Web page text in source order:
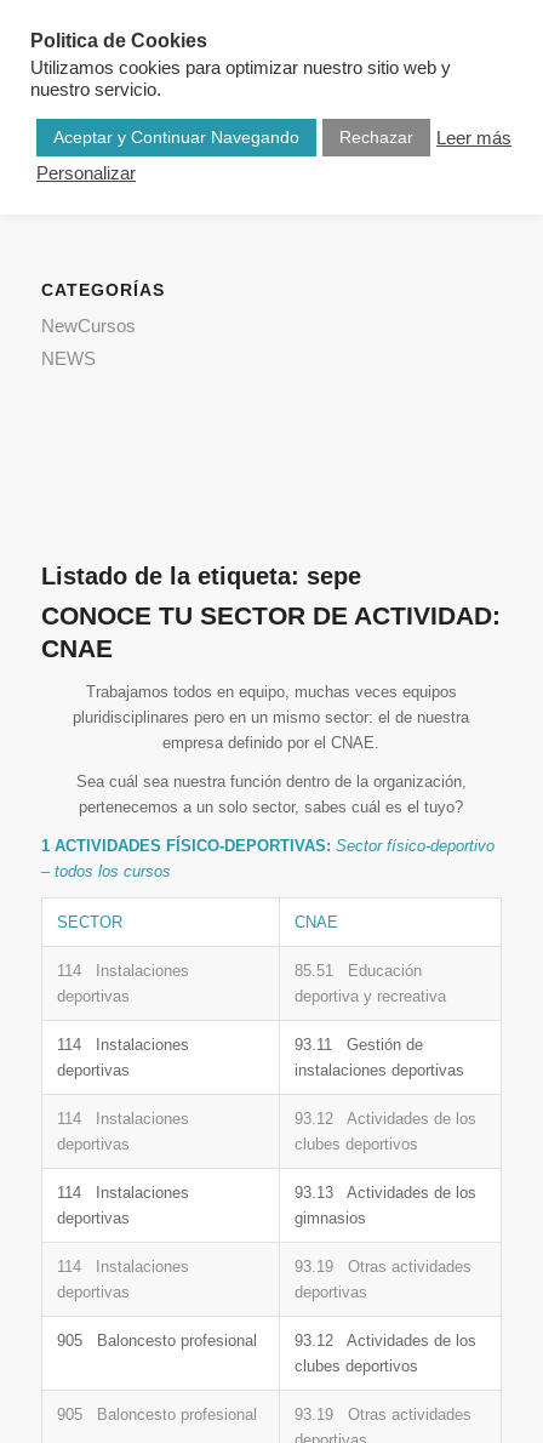
CATEGORÍAS
NewCursos
NEWS
Listado de la etiqueta: sepe
CONOCE TU SECTOR DE ACTIVIDAD:
CNAE
Trabajamos todos en equipo, muchas veces equipos
pluridisciplinares pero en un mismo sector: el de nuestra
empresa definido por el CNAE.
Sea cuál sea nuestra función dentro de la organización,
pertenecemos a un solo sector, sabes cuál es el tuyo?
1 ACTIVIDADES FÍSICO-DEPORTIVAS: Sector físico-deportivo
– todos los cursos
SECTOR CNAE
114 Instalaciones
deportivas
85.51 Educación
deportiva y recreativa
114 Instalaciones
deportivas
93.11 Gestión de
instalaciones deportivas
114 Instalaciones
deportivas
93.12 Actividades de los
clubes deportivos
114 Instalaciones
deportivas
93.13 Actividades de los
gimnasios
114 Instalaciones
deportivas
93.19 Otras actividades
deportivas
905 Baloncesto profesional
93.12 Actividades de los
clubes deportivos
905 Baloncesto profesional
93.19 Otras actividades
Politica de Cookies
Utilizamos cookies para optimizar nuestro sitio web y
nuestro servicio.
Aceptar y Continuar Navegando Rechazar
Leer más
Personalizar